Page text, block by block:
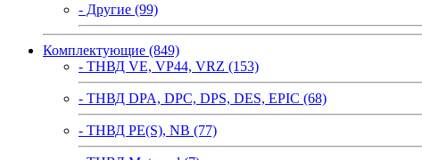
- Другие (99)
Комплектующие (849)
- ТНВД VE, VP44, VRZ (153)
- ТНВД DPA, DPC, DPS, DES, EPIC (68)
- ТНВД PE(S), NB (77)